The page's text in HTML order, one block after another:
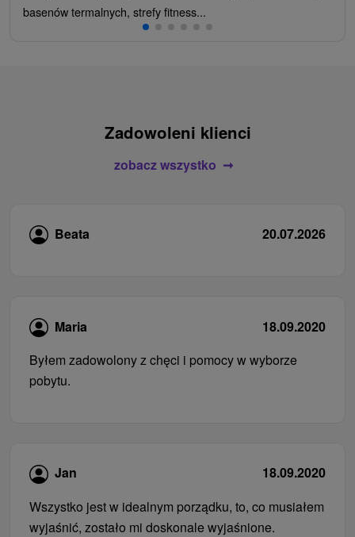
basenów termalnych, strefy fitness...
Zadowoleni klienci
zobacz wszystko
Beata 20.07.2026
Maria
18.09.2020
Byłem zadowolony z chęci i pomocy w wyborze
pobytu.
Jan
18.09.2020
Wszystko jest w idealnym porządku, to, co musiałem
wyjaśnić, zostało mi doskonale wyjaśnione.